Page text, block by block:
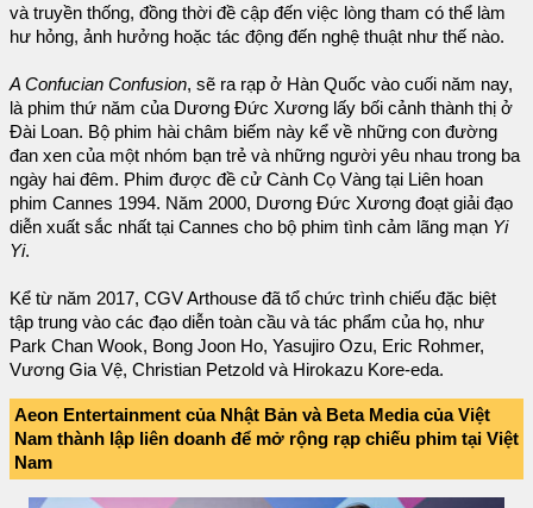
và truyền thống, đồng thời đề cập đến việc lòng tham có thể làm
hư hỏng, ảnh hưởng hoặc tác động đến nghệ thuật như thế nào.
A Confucian Confusion, sẽ ra rạp ở Hàn Quốc vào cuối năm nay,
là phim thứ năm của Dương Đức Xương lấy bối cảnh thành thị ở
Đài Loan. Bộ phim hài châm biếm này kể về những con đường
đan xen của một nhóm bạn trẻ và những người yêu nhau trong ba
ngày hai đêm. Phim được đề cử Cành Cọ Vàng tại Liên hoan
phim Cannes 1994. Năm 2000, Dương Đức Xương đoạt giải đạo
diễn xuất sắc nhất tại Cannes cho bộ phim tình cảm lãng mạn Yi
Yi.
Kể từ năm 2017, CGV Arthouse đã tổ chức trình chiếu đặc biệt
tập trung vào các đạo diễn toàn cầu và tác phẩm của họ, như
Park Chan Wook, Bong Joon Ho, Yasujiro Ozu, Eric Rohmer,
Vương Gia Vệ, Christian Petzold và Hirokazu Kore-eda.
Aeon Entertainment của Nhật Bản và Beta Media của Việt
Nam thành lập liên doanh để mở rộng rạp chiếu phim tại Việt
Nam